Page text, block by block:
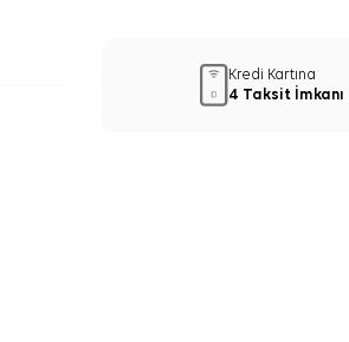
Kredi Kartına
4 Taksit İmkanı